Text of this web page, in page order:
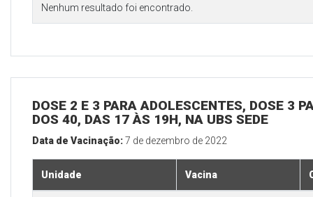
Nenhum resultado foi encontrado.
DOSE 2 E 3 PARA ADOLESCENTES, DOSE 3
DOS 40, DAS 17 ÀS 19H, NA UBS SEDE
Data de Vacinação:7 de dezembro de 2022
Unidade Vacina